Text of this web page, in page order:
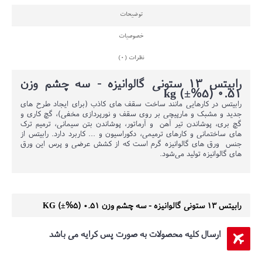
توضیحات
خصوصیات
نظرات (0)
رابیتس 13 ستونی گالوانیزه - سه چشم وزن
0.51 (5%±) kg
رابیتس در کارهایی مانند ساخت سقف های کاذب (برای ایجاد طرح های
جدید و مشبک و مارپیچی بر روی سقف و نورپردازی مخفی)، گچ کاری و
گچ بری، پوشاندن تیر آهن و آرماتور، پوشاندن بتن سیمانی، ترمیم ترک
های ساختمانی و کارهای ترمیمی، دکوراسیون و ... کاربرد دارد. رابیتس از
جنس ورق های گالوانیزه گرم است که از کشش عرضی و پرس این ورق
های گالوانیزه تولید می‌شود.
رابیتس 13 ستونی گالوانیزه - سه چشم وزن 0.51 (5%±) KG
ارسال کلیه محصولات به صورت پس کرایه می باشد